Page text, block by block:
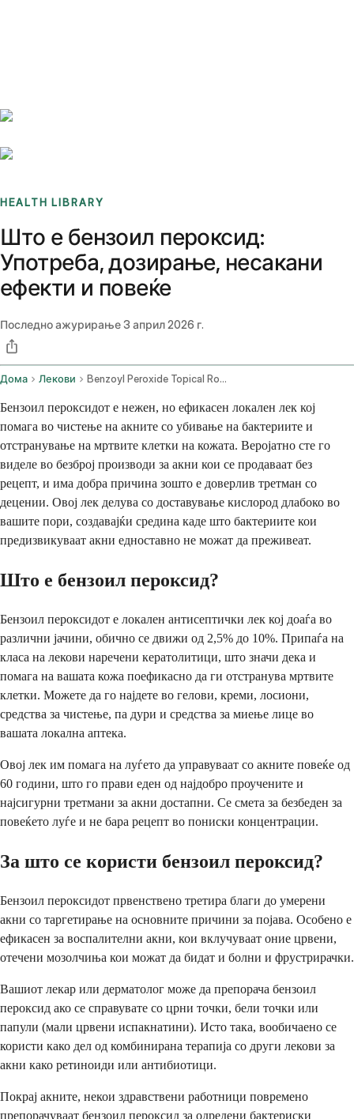
HEALTH LIBRARY
Што е бензоил пероксид:
Употреба, дозирање, несакани
ефекти и повеќе
Последно ажурирање3 април 2026 г.
Дома Лекови Benzoyl Peroxide Topical Route
Бензоил пероксидот е нежен, но ефикасен локален лек кој
помага во чистење на акните со убивање на бактериите и
отстранување на мртвите клетки на кожата. Веројатно сте го
виделе во безброј производи за акни кои се продаваат без
рецепт, и има добра причина зошто е доверлив третман со
децении. Овој лек делува со доставување кислород длабоко во
вашите пори, создавајќи средина каде што бактериите кои
предизвикуваат акни едноставно не можат да преживеат.
Што е бензоил пероксид?
Бензоил пероксидот е локален антисептички лек кој доаѓа во
различни јачини, обично се движи од 2,5% до 10%. Припаѓа на
класа на лекови наречени кератолитици, што значи дека и
помага на вашата кожа поефикасно да ги отстранува мртвите
клетки. Можете да го најдете во гелови, креми, лосиони,
средства за чистење, па дури и средства за миење лице во
вашата локална аптека.
Овој лек им помага на луѓето да управуваат со акните повеќе од
60 години, што го прави еден од најдобро проучените и
најсигурни третмани за акни достапни. Се смета за безбеден за
повеќето луѓе и не бара рецепт во пониски концентрации.
За што се користи бензоил пероксид?
Бензоил пероксидот првенствено третира благи до умерени
акни со таргетирање на основните причини за појава. Особено е
ефикасен за воспалителни акни, кои вклучуваат оние црвени,
отечени мозолчиња кои можат да бидат и болни и фрустрирачки.
Вашиот лекар или дерматолог може да препорача бензоил
пероксид ако се справувате со црни точки, бели точки или
папули (мали црвени испакнатини). Исто така, вообичаено се
користи како дел од комбинирана терапија со други лекови за
акни како ретиноиди или антибиотици.
Покрај акните, некои здравствени работници повремено
препорачуваат бензоил пероксид за одредени бактериски